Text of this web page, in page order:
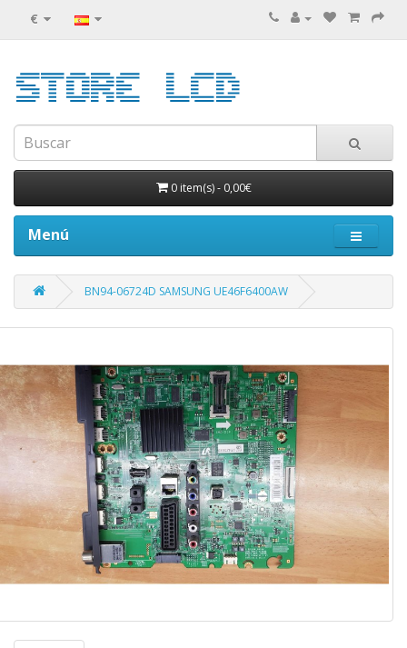
€
0 item(s)- 0,00€
Menú
BN94-06724D SAMSUNG UE46F6400AW